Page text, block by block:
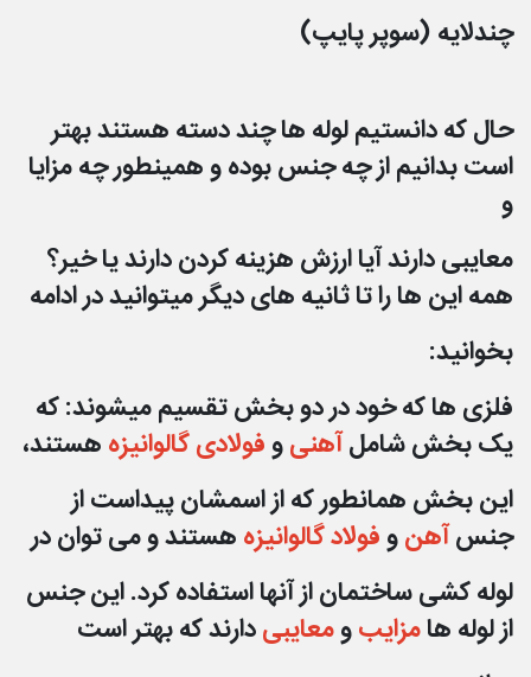
چندلایه (سوپر پایپ)
حال که دانستیم لوله ها چند دسته هستند بهتر
است بدانیم از چه جنس بوده و همینطور چه مزایا
و
معایبیدارند آیا ارزش هزینه کردن دارند یا خیر؟
همه این ها را تا ثانیه های دیگر میتوانید در ادامه
بخوانید:
فلزی ها که خود در دو بخش تقسیم میشوند: که
یک بخش شاملآهنیوفولادی گالوانیزه هستند،
این بخش همانطور که از اسمشان پیداست از
جنسآهنوفولاد گالوانیزه هستند و می توان در
لوله کشیساختمان از آنها استفاده کرد. این جنس
از لوله هامزایبومعایبیدارند که بهتر است